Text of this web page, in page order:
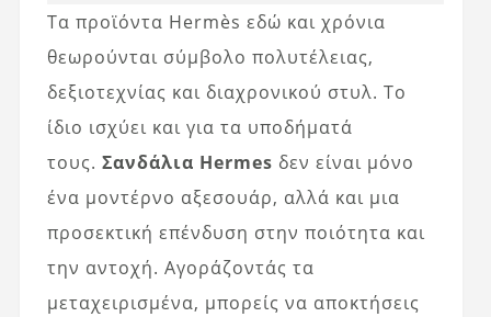
Τα προϊόντα Hermès εδώ και χρόνια
θεωρούνται σύμβολο πολυτέλειας,
δεξιοτεχνίας και διαχρονικού στυλ. Το
ίδιο ισχύει και για τα υποδήματά
τους. Σανδάλια Hermes δεν είναι μόνο
ένα μοντέρνο αξεσουάρ, αλλά και μια
προσεκτική επένδυση στην ποιότητα και
την αντοχή. Αγοράζοντάς τα
μεταχειρισμένα, μπορείς να αποκτήσεις